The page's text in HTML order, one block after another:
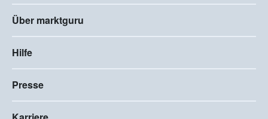
Über marktguru
Hilfe
Presse